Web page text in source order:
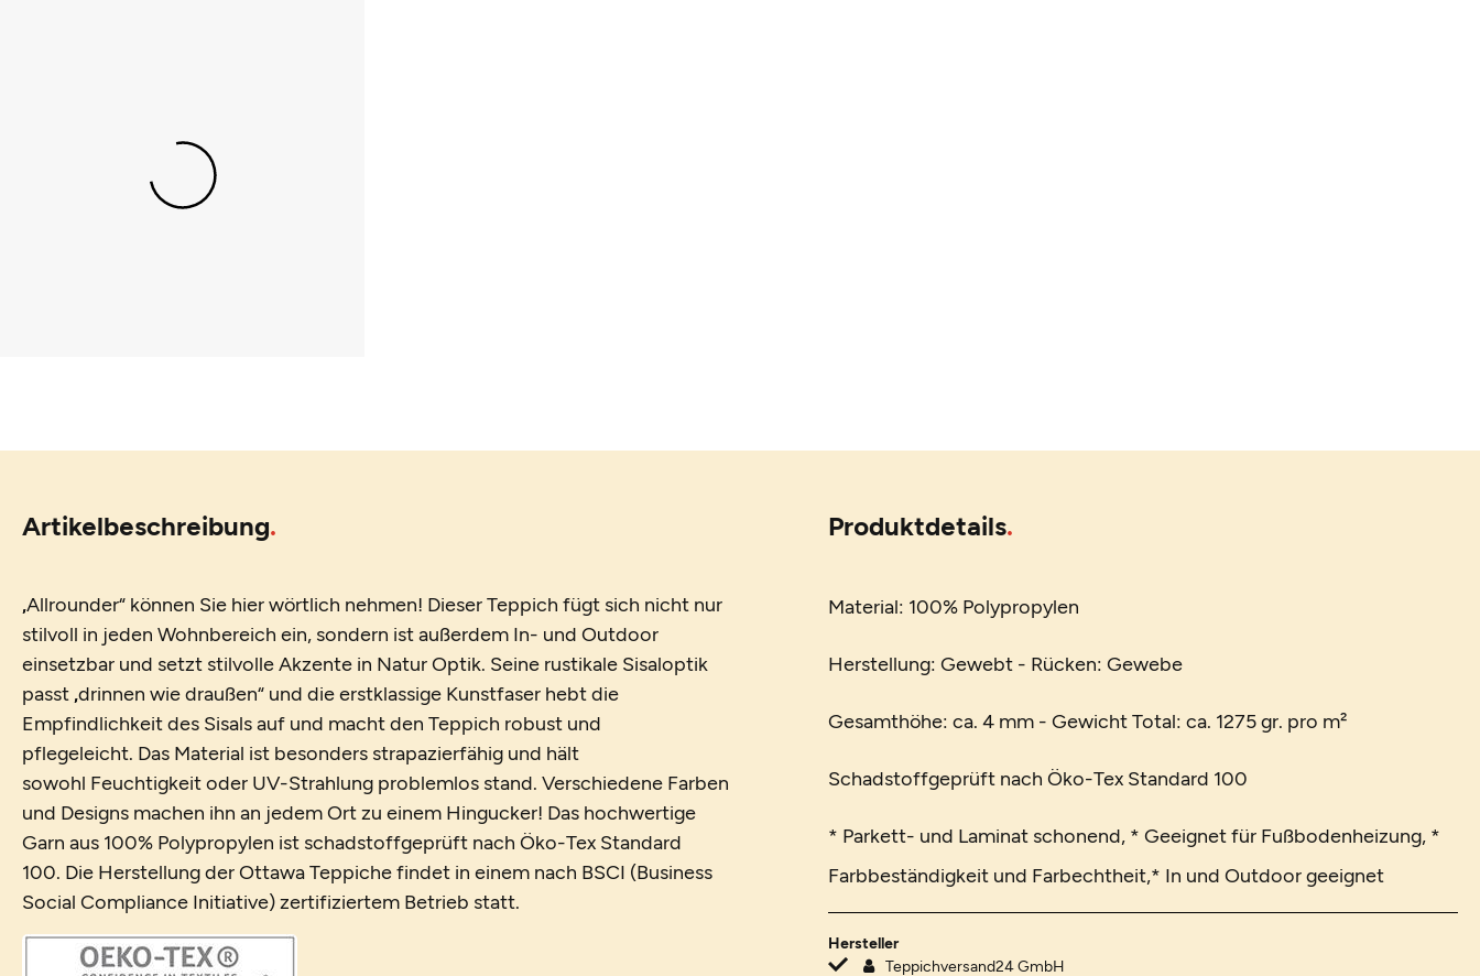
Artikelbeschreibung
„Allrounder“ können Sie hier wörtlich nehmen! Dieser Teppich fügt sich nicht nur
stilvoll in jeden Wohnbereich ein, sondern ist außerdem In- und Outdoor
einsetzbar und setzt stilvolle Akzente in Natur Optik. Seine rustikale Sisaloptik
passt „drinnen wie draußen“ und die erstklassige Kunstfaser hebt die
Empfindlichkeit des Sisals auf und macht den Teppich robust und
pflegeleicht. Das Material ist besonders strapazierfähig und hält
sowohl Feuchtigkeit oder UV-Strahlung problemlos stand. Verschiedene Farben
und Designs machen ihn an jedem Ort zu einem Hingucker! Das hochwertige
Garn aus 100% Polypropylen ist schadstoffgeprüft nach Öko-Tex Standard
100. Die Herstellung der Ottawa Teppiche findet in einem nach BSCI (Business
Social Compliance Initiative) zertifiziertem Betrieb statt.
Produktdetails
Material: 100% Polypropylen
Herstellung: Gewebt - Rücken: Gewebe
Gesamthöhe: ca. 4 mm - Gewicht Total: ca. 1275 gr. pro m²
Schadstoffgeprüft nach Öko-Tex Standard 100
* Parkett- und Laminat schonend, * Geeignet für Fußbodenheizung, *
Farbbeständigkeit und Farbechtheit,* In und Outdoor geeignet
Hersteller
Teppichversand24 GmbH